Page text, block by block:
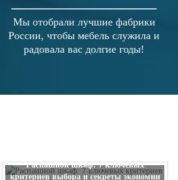
Мы отобрали лучшие фабрики
России, чтобы мебель служила и
радовала вас долгие годы!
Распашной шкаф: 7 ключевых
критериев выбора и секреты экономии